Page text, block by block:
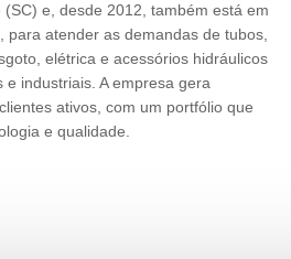
e, desde 2012, também está em
atender as demandas de tubos,
elétrica e acessórios hidráulicos
industriais. A empresa gera
ativos, com um portfólio que
e qualidade.